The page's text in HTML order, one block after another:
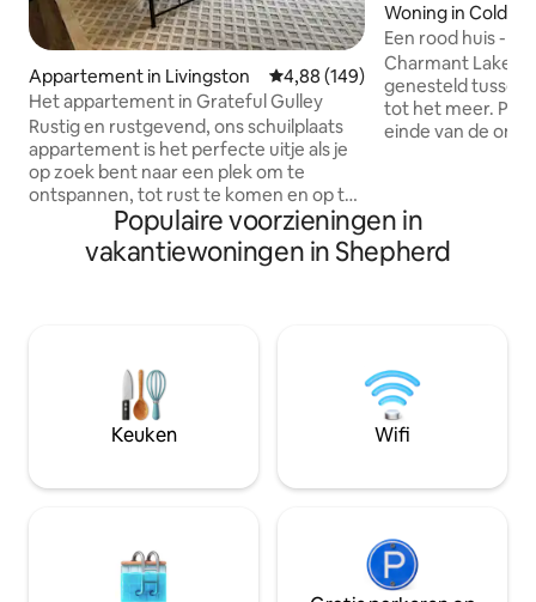
Appartement in Livingston Gemiddelde beoordeling van
4,88 (149)
Het appartement in Grateful Gulley
Rustig en rustgevend, ons schuilplaats
appartement is het perfecte uitje als je
op zoek bent naar een plek om te
ontspannen, tot rust te komen en op te
laden! Dit appartement ligt genesteld in
zes hectare eigen bosgrond en heeft
alles wat je nodig hebt voor het perfecte
slaapkamer. Lokale activiteiten,
Livingston Lake, de Sam Houston Wine
Trail en het schilderachtige centrum
liggen allemaal op minder dan een paar
Woning in
Een rood huis -
Lake Livingston
Charmant
genesteld tussen
tot het meer.
einde van de
airconditioning
open haard voor
Propaangrill op
De
ten noorden van
Populaire voorzieningen in
vakantiewoningen in Shepherd
Keuken Wifi